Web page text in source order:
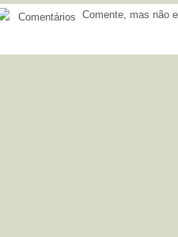
Comentários Comente, mas não